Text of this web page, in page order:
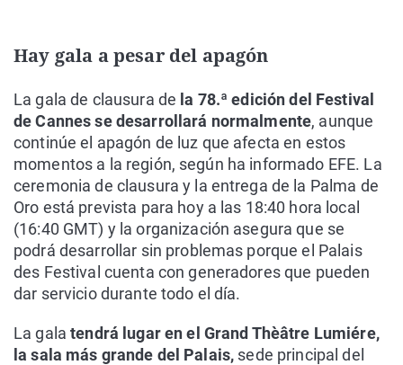
Hay gala a pesar del apagón
La gala de clausura de la 78.ª edición del Festival
de Cannes se desarrollará normalmente, aunque
continúe el apagón de luz que afecta en estos
momentos a la región, según ha informado EFE. La
ceremonia de clausura y la entrega de la Palma de
Oro está prevista para hoy a las 18:40 hora local
(16:40 GMT) y la organización asegura que se
podrá desarrollar sin problemas porque el Palais
des Festival cuenta con generadores que pueden
dar servicio durante todo el día.
La galatendrá lugar en el Grand Thèâtre Lumiére,
la sala más grande del Palais, sede principal del